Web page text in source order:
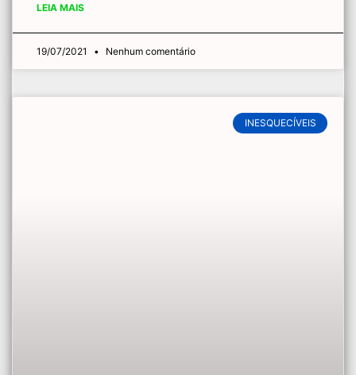
LEIA MAIS
19/07/2021 Nenhum comentário
INESQUECÍVEIS